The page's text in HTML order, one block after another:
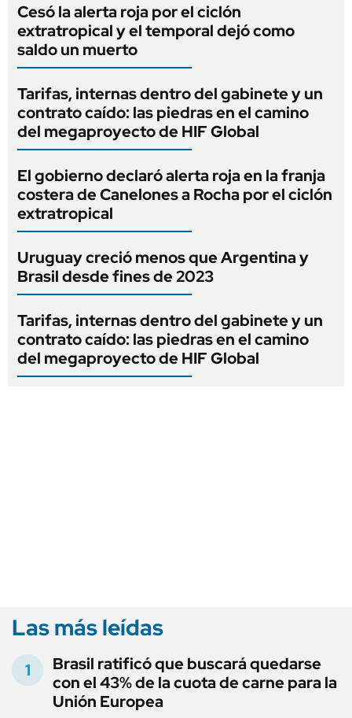
Cesó la alerta roja por el ciclón
extratropical y el temporal dejó como
saldo un muerto
Tarifas, internas dentro del gabinete y un
contrato caído: las piedras en el camino
del megaproyecto de HIF Global
El gobierno declaró alerta roja en la franja
costera de Canelones a Rocha por el ciclón
extratropical
Uruguay creció menos que Argentina y
Brasil desde fines de 2023
Tarifas, internas dentro del gabinete y un
contrato caído: las piedras en el camino
del megaproyecto de HIF Global
Las más leídas
Brasil ratificó que buscará quedarse
con el 43% de la cuota de carne para la
Unión Europea